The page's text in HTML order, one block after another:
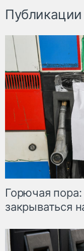
Горючая
закрываться